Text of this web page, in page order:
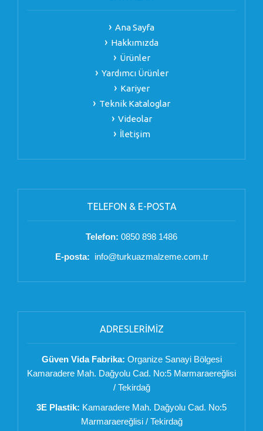
Ana Sayfa
Hakkımızda
Ürünler
Yardımcı Ürünler
Kariyer
Teknik Kataloglar
Videolar
İletişim
TELEFON & E-POSTA
Telefon: 0850 898 1486
E-posta: info@turkuazmalzeme.com.tr
ADRESLERİMİZ
Güven Vida Fabrika: Organize Sanayi Bölgesi
Kamaradere Mah. Dağyolu Cad. No:5 Marmaraereğlisi
/ Tekirdağ
3E Plastik: Kamaradere Mah. Dağyolu Cad. No:5
Marmaraereğlisi / Tekirdağ